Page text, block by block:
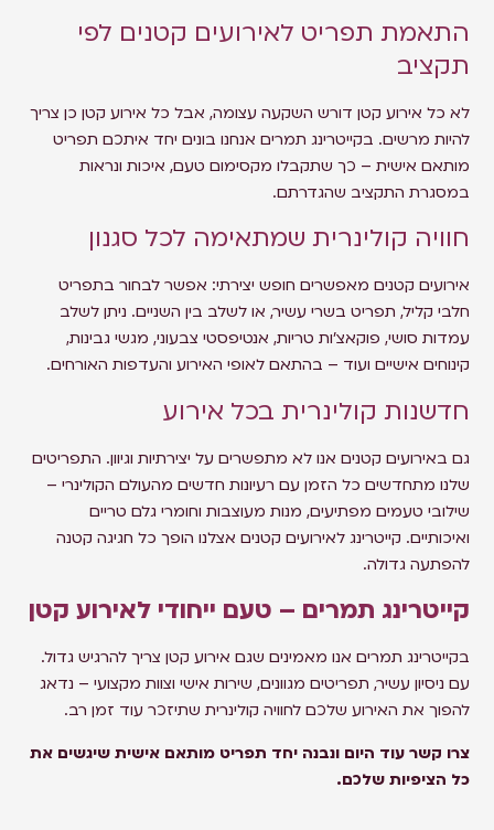
התאמת תפריט לאירועים קטנים לפי
תקציב
לא כל אירוע קטן דורש השקעה עצומה, אבל כל אירוע קטן כן צריך
להיות מרשים. בקייטרינג תמרים אנחנו בונים יחד איתכם תפריט
מותאם אישית – כך שתקבלו מקסימום טעם, איכות ונראות
במסגרת התקציב שהגדרתם.
חוויה קולינרית שמתאימה לכל סגנון
אירועים קטנים מאפשרים חופש יצירתי: אפשר לבחור בתפריט
חלבי קליל, תפריט בשרי עשיר, או לשלב בין השניים. ניתן לשלב
עמדות סושי, פוקאצ'ות טריות, אנטיפסטי צבעוני, מגשי גבינות,
קינוחים אישיים ועוד – בהתאם לאופי האירוע והעדפות האורחים.
חדשנות קולינרית בכל אירוע
גם באירועים קטנים אנו לא מתפשרים על יצירתיות וגיוון. התפריטים
שלנו מתחדשים כל הזמן עם רעיונות חדשים מהעולם הקולינרי –
שילובי טעמים מפתיעים, מנות מעוצבות וחומרי גלם טריים
ואיכותיים. קייטרינג לאירועים קטנים אצלנו הופך כל חגיגה קטנה
להפתעה גדולה.
קייטרינג תמרים – טעם ייחודי לאירוע קטן
בקייטרינג תמרים אנו מאמינים שגם אירוע קטן צריך להרגיש גדול.
עם ניסיון עשיר, תפריטים מגוונים, שירות אישי וצוות מקצועי – נדאג
להפוך את האירוע שלכם לחוויה קולינרית שתיזכר עוד זמן רב.
צרו קשר עוד היום ונבנה יחד תפריט מותאם אישית שיגשים את
כל הציפיות שלכם.